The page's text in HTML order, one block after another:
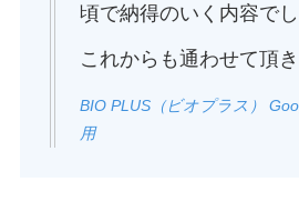
頃で納得のいく内容でし
これからも通わせて頂き
BIO PLUS（ビオプラス）
用